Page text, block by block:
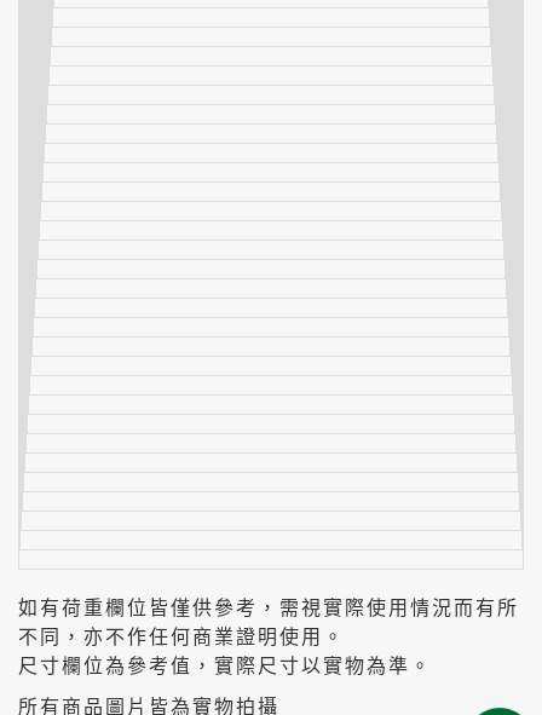
如有荷重欄位皆僅供參考，需視實際使用情況而有所
不同，亦不作任何商業證明使用。
尺寸欄位為參考值，實際尺寸以實物為準。
所有商品圖片皆為實物拍攝